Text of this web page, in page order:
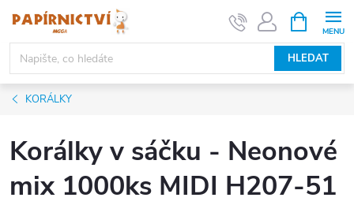
obsah
HLEDAT
NÁKUPNÍ
KOŠÍK
KORÁLKY
Korálky v sáčku - Neonové
mix 1000ks MIDI H207-51